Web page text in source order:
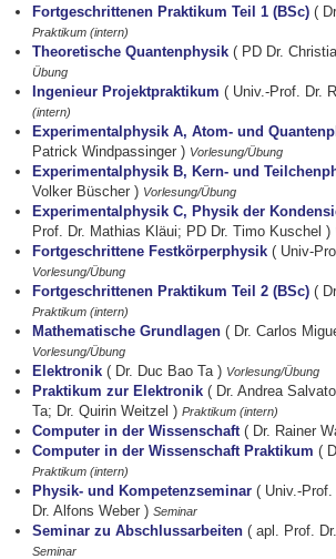
Fortgeschrittenen Praktikum Teil 1 (BSc)(
Praktikum (intern)
Theoretische Quantenphysik( PD Dr.
Übung
Ingenieur Projektpraktikum( Univ.-Prof. Dr.
(intern)
Experimentalphysik A, Atom- und
Patrick Windpassinger ) Vorlesung/Übung
Experimentalphysik B, Kern- und
Volker Büscher ) Vorlesung/Übung
Experimentalphysik C, Physik der
Prof. Dr. Mathias Kläui; PD Dr. Timo Kuschel )
Fortgeschrittene Festkörperphysik( Univ-
Vorlesung/Übung
Fortgeschrittenen Praktikum Teil 2 (BSc)(
Praktikum (intern)
Mathematische Grundlagen( Dr. Carlos
Vorlesung/Übung
Elektronik( Dr. Duc Bao Ta ) Vorlesung/Übung
Praktikum zur Elektronik( Dr. Andrea
Ta; Dr. Quirin Weitzel )Praktikum (intern)
Computer in der Wissenschaft( Dr. Rainer
Computer in der Wissenschaft Praktikum(
Praktikum (intern)
Physik- und Kompetenzseminar( Univ.-
Dr. Alfons Weber )Seminar
Seminar zu Abschlussarbeiten( apl. Prof.
Seminar